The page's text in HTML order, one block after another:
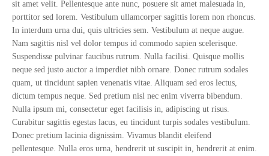
sit amet velit. Pellentesque ante nunc, posuere sit amet malesuada in,
porttitor sed lorem. Vestibulum ullamcorper sagittis lorem non rhoncus.
In interdum urna dui, quis ultricies sem. Vestibulum at neque augue.
Nam sagittis nisl vel dolor tempus id commodo sapien scelerisque.
Suspendisse pulvinar faucibus rutrum. Nulla facilisi. Quisque mollis
neque sed justo auctor a imperdiet nibh ornare. Donec rutrum sodales
quam, ut tincidunt sapien venenatis vitae. Aliquam sed eros lectus,
dictum tempus neque. Sed pretium nisl nec enim viverra bibendum.
Nulla ipsum mi, consectetur eget facilisis in, adipiscing ut risus.
Curabitur sagittis egestas lacus, eu tincidunt turpis sodales vestibulum.
Donec pretium lacinia dignissim. Vivamus blandit eleifend
pellentesque. Nulla eros urna, hendrerit ut suscipit in, hendrerit at enim.